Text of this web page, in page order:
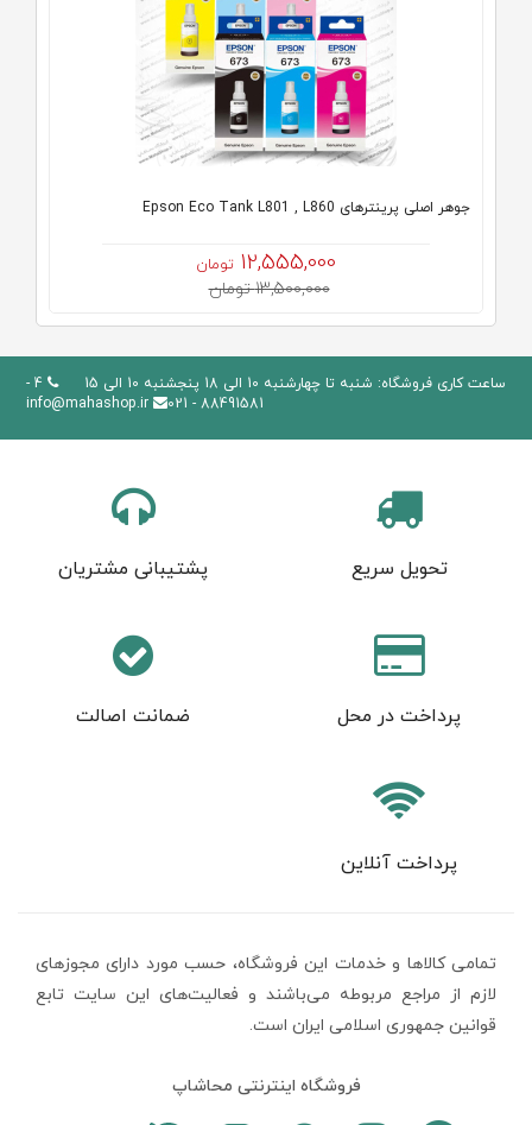
جوهر اصلی پرینترهای Epson Eco Tank L801 , L860
12,555,000 تومان
13,500,000 تومان
ساعت کاری فروشگاه: شنبه تا چهارشنبه 10 الی 18 پنجشنبه 10 الی 15
4 -
88491581 - 021
info@mahashop.ir
تحویل سریع پشتیبانی مشتریان
پرداخت در محل ضمانت اصالت
پرداخت آنلاین
تمامی كالاها و خدمات اين فروشگاه، حسب مورد دارای مجوزهای
لازم از مراجع مربوطه می‌باشند و فعاليت‌های اين سايت تابع
قوانين جمهوری اسلامی ایران است.
فروشگاه اینترنتی محاشاپ